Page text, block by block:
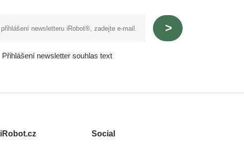
Přihlášení newsletter souhlas text
iRobot.cz Social